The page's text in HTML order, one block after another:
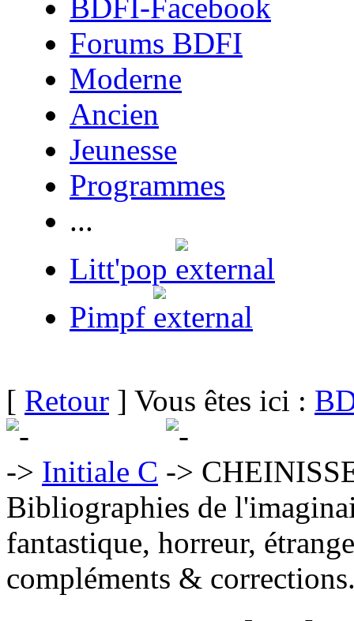
BDFI-Facebook
Forums BDFI
Moderne
Ancien
Jeunesse
Programmes
...
Litt'pop
Pimpf
[ Retour ] Vous êtes ici :
Initiale C
Bibliographies de
fantastique, horreur,
compléments &